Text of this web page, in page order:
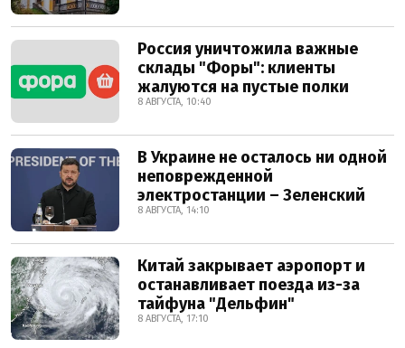
Россия уничтожила важные
склады "Форы": клиенты
жалуются на пустые полки
8 АВГУСТА, 10:40
В Украине не осталось ни одной
неповрежденной
электростанции – Зеленский
8 АВГУСТА, 14:10
Китай закрывает аэропорт и
останавливает поезда из-за
тайфуна "Дельфин"
8 АВГУСТА, 17:10